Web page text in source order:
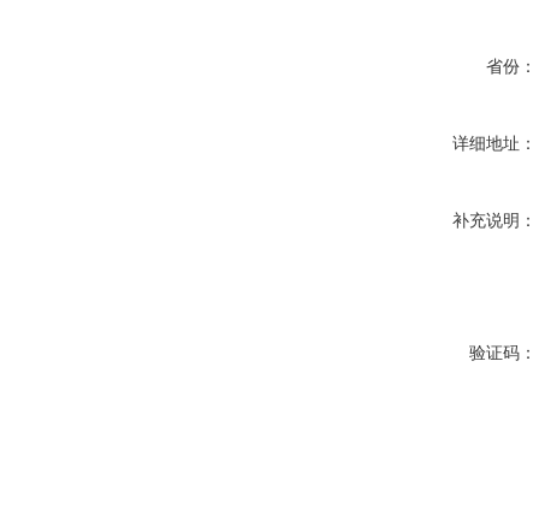
省份：
详细地址：
补充说明：
验证码：